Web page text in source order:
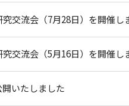
交流会（7月28日）を開催し
交流会（5月16日）を開催し
いたしました